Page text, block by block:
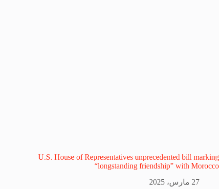
U.S. House of Representatives unprecedented bill marking
“longstanding friendship” with Morocco
27 مارس، 2025